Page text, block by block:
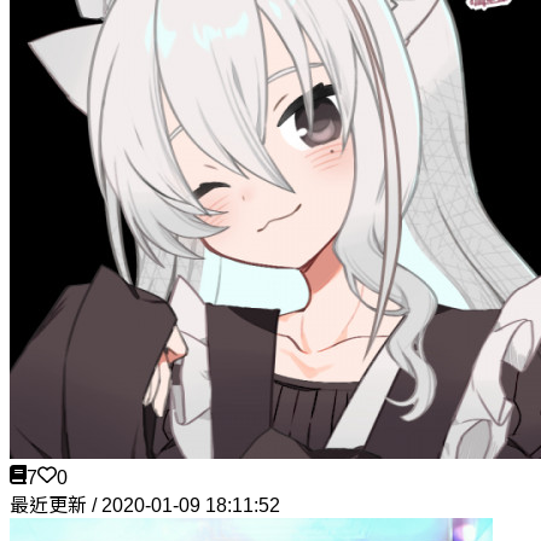
7
0
最近更新 / 2020-01-09 18:11:52